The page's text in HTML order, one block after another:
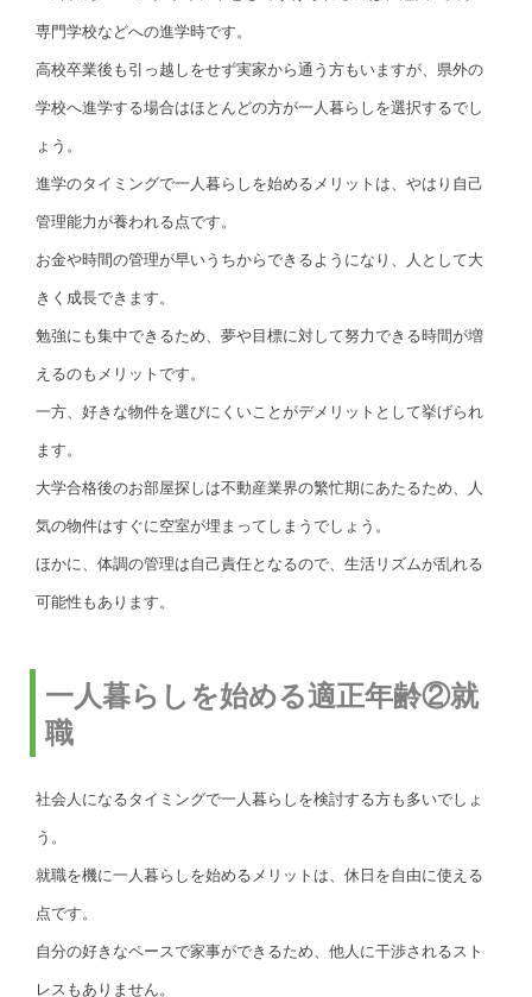
専門学校などへの進学時です。
高校卒業後も引っ越しをせず実家から通う方もいますが、県外の
学校へ進学する場合はほとんどの方が一人暮らしを選択するでし
ょう。
進学のタイミングで一人暮らしを始めるメリットは、やはり自己
管理能力が養われる点です。
お金や時間の管理が早いうちからできるようになり、人として大
きく成長できます。
勉強にも集中できるため、夢や目標に対して努力できる時間が増
えるのもメリットです。
一方、好きな物件を選びにくいことがデメリットとして挙げられ
ます。
大学合格後のお部屋探しは不動産業界の繁忙期にあたるため、人
気の物件はすぐに空室が埋まってしまうでしょう。
ほかに、体調の管理は自己責任となるので、生活リズムが乱れる
可能性もあります。
一人暮らしを始める適正年齢②就
職
社会人になるタイミングで一人暮らしを検討する方も多いでしょ
う。
就職を機に一人暮らしを始めるメリットは、休日を自由に使える
点です。
自分の好きなペースで家事ができるため、他人に干渉されるスト
レスもありません。